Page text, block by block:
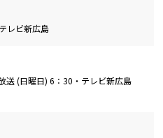
レビ新広島
送 (日曜日) 6：30・テレビ新広島